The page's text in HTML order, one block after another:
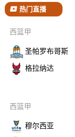
热门直播
西篮甲
圣帕罗布哥斯
格拉纳达
西篮甲
穆尔西亚